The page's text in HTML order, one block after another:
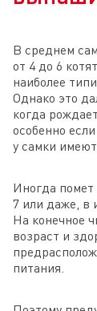
В среднем
от 4 до 6
наиболее
Однако это
когда
особенно
у самки
Иногда
7 или даже, в
На конечное
возраст и
питания.